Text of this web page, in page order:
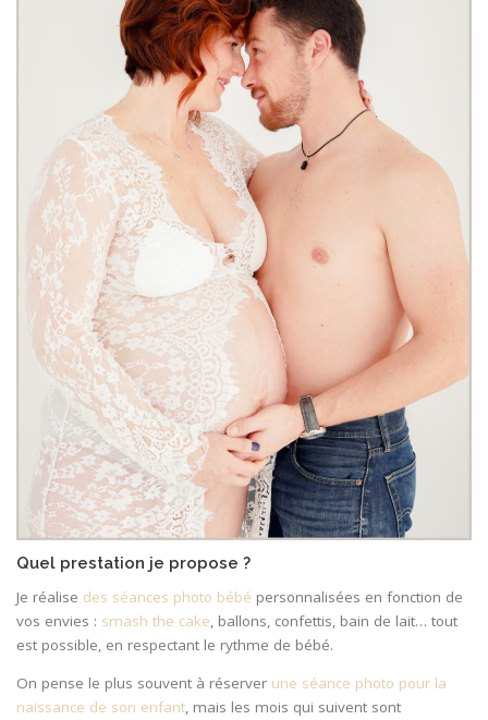
Quel prestation je propose ?
Je réalise des séances photo bébé personnalisées en fonction de
vos envies : smash the cake, ballons, confettis, bain de lait… tout
est possible, en respectant le rythme de bébé.
On pense le plus souvent à réserver une séance photo pour la
naissance de son enfant, mais les mois qui suivent sont